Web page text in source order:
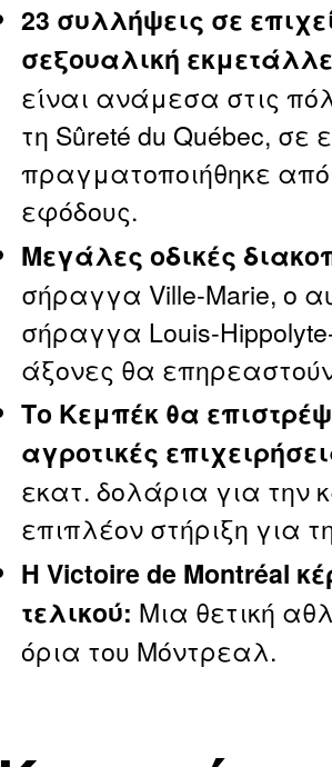
23 συλλήψεις σε
σεξουαλική
είναι ανάμεσα στις
τη Sûreté du Québec, σε
πραγματοποιήθηκε
εφόδους.
Μεγάλες οδικές
σήραγγα Ville‑Marie, ο
σήραγγα
άξονες θα
Το Κεμπέκ θα
αγροτικές
εκατ. δολάρια για την
επιπλέον στήριξη για
Η Victoire de Montréal
τελικού: Μια θετική
όρια του Μόντρεαλ.